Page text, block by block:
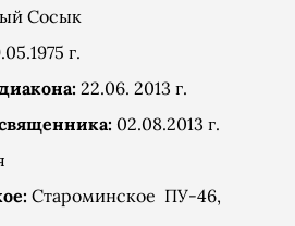
Сосык
г.
22.06. 2013 г.
02.08.2013 г.
Староминское ПУ-46,